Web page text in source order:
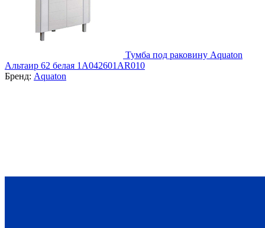
Тумба под раковину Aquaton
Альтаир 62 белая 1A042601AR010
Бренд: Aquaton